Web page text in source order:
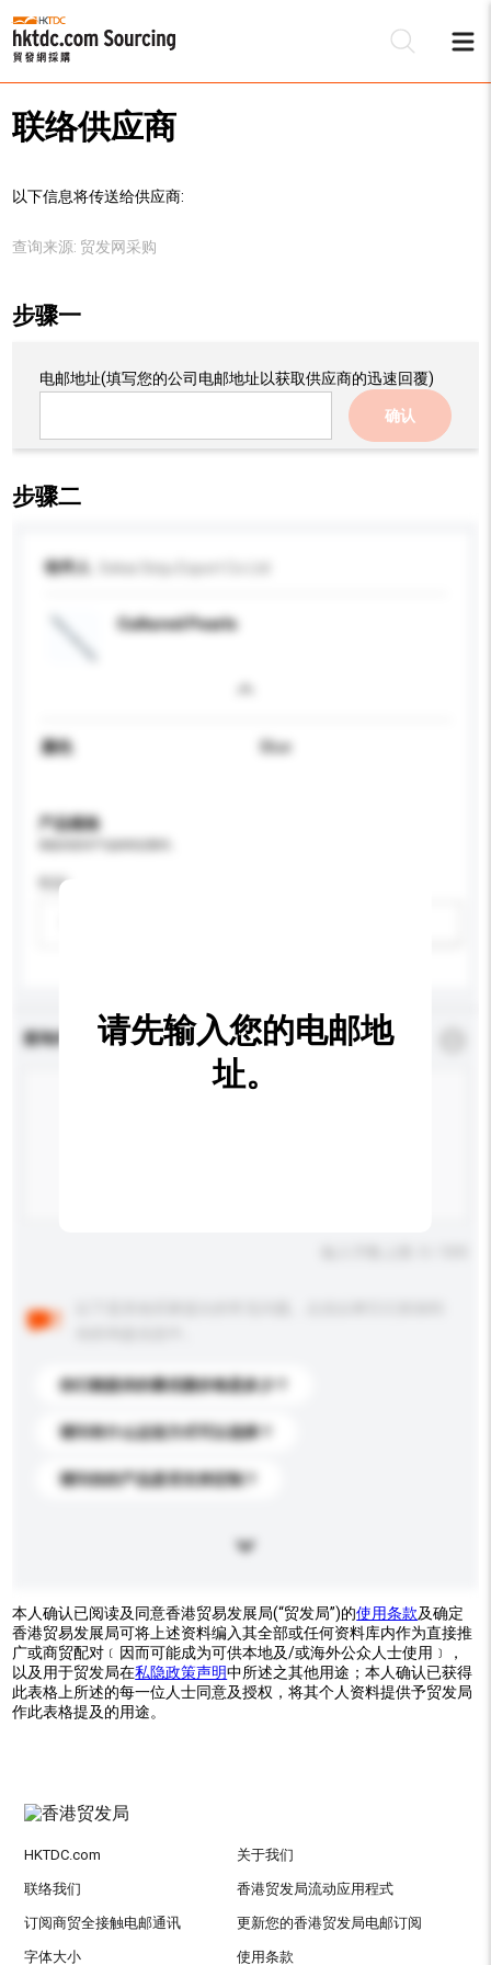
联络供应商
以下信息将传送给供应商:
查询来源: 贸发网采购
步骤一
电邮地址(填写您的公司电邮地址以获取供应商的迅速回覆)
确认
步骤二
收件人
Cultured Pearls
颜色 Blue
产品规格
性别
查询内容 *必须填写
你们能提供的最优惠价格是多少？
请问有什么运送方式可以选择？
请问你的产品是否支持定制？
请先输入您的电邮地
址。
本人确认已阅读及同意香港贸易发展局(“贸发局”)的使用条款及确定
香港贸易发展局可将上述资料编入其全部或任何资料库内作为直接推
广或商贸配对﹝因而可能成为可供本地及/或海外公众人士使用﹞，
以及用于贸发局在私隐政策声明中所述之其他用途；本人确认已获得
此表格上所述的每一位人士同意及授权，将其个人资料提供予贸发局
作此表格提及的用途。
HKTDC.com 关于我们
联络我们 香港贸发局流动应用程式
订阅商贸全接触电邮通讯 更新您的香港贸发局电邮订阅
字体大小 使用条款